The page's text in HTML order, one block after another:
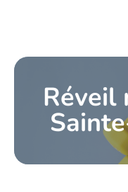
Réveil